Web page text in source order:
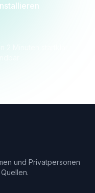
und Privatpersonen